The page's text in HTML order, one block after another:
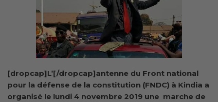
[dropcap]L’[/dropcap]antenne du Front national
pour la défense de la constitution (FNDC) à Kindia a
organisé le lundi 4 novembre 2019 une marche de